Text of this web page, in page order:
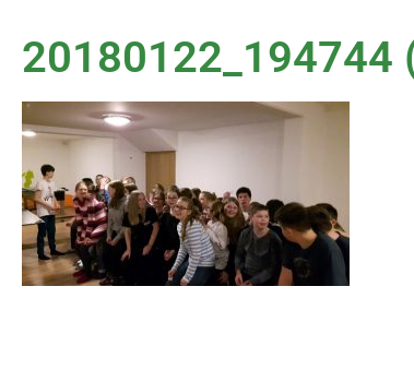
20180122_194744